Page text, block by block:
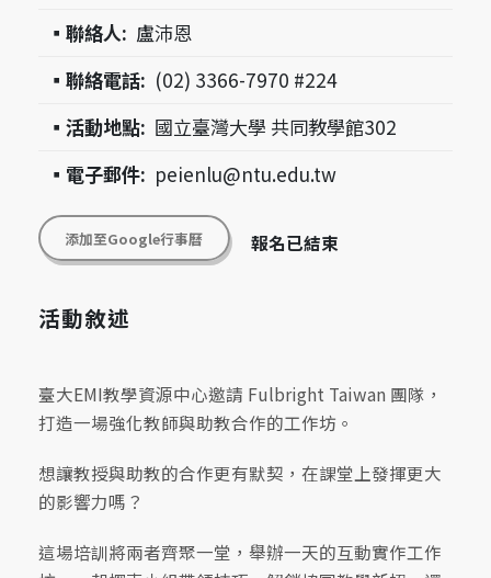
▪聯絡人: 盧沛恩
▪聯絡電話: (02) 3366-7970 #224
▪活動地點: 國立臺灣大學 共同教學館302
▪電子郵件: peienlu@ntu.edu.tw
添加至Google行事曆 報名已結束
活動敘述
臺大EMI教學資源中心邀請 Fulbright Taiwan 團隊，
打造一場強化教師與助教合作的工作坊。
想讓教授與助教的合作更有默契，在課堂上發揮更大
的影響力嗎？
這場培訓將兩者齊聚一堂，舉辦一天的互動實作工作